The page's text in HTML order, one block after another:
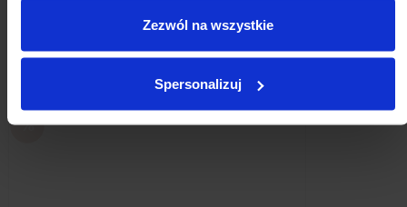
Zezwól na wszystkie
Spersonalizuj
produkt, kupili również: